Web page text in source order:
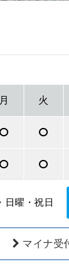
月 火
日曜・祝日
マイナ受